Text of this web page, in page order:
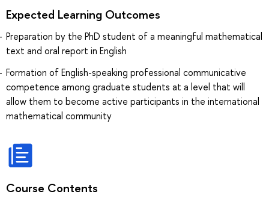
Expected Learning Outcomes
Preparation by the PhD student of a meaningful mathematical
text and oral report in English
Formation of English-speaking professional communicative
competence among graduate students at a level that will
allow them to become active participants in the international
mathematical community
Course Contents